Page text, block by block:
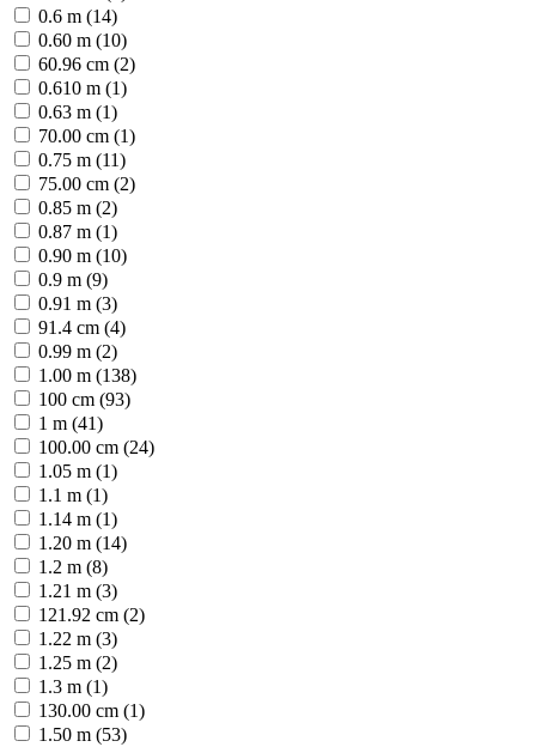
0.6 m (14)
0.60 m (10)
60.96 cm (2)
0.610 m (1)
0.63 m (1)
70.00 cm (1)
0.75 m (11)
75.00 cm (2)
0.85 m (2)
0.87 m (1)
0.90 m (10)
0.9 m (9)
0.91 m (3)
91.4 cm (4)
0.99 m (2)
1.00 m (138)
100 cm (93)
1 m (41)
100.00 cm (24)
1.05 m (1)
1.1 m (1)
1.14 m (1)
1.20 m (14)
1.2 m (8)
1.21 m (3)
121.92 cm (2)
1.22 m (3)
1.25 m (2)
1.3 m (1)
130.00 cm (1)
1.50 m (53)